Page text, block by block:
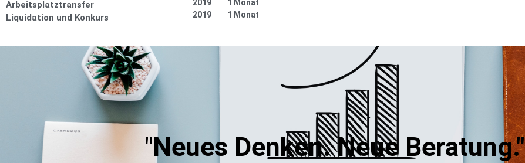
Arbeitsplatztransfer
Liquidation und Konkurs
2019
2019
1 Monat
1 Monat
"Neues Denken. Neue Beratung."